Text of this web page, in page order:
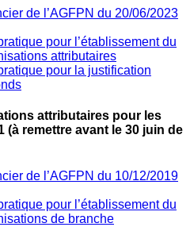
de l’AGFPN du 20/06/2023
pour l’établissement du
attributaires
pour la justification
attributaires pour les
(à remettre avant le 30 juin de
de l’AGFPN du 10/12/2019
pour l’établissement du
de branche